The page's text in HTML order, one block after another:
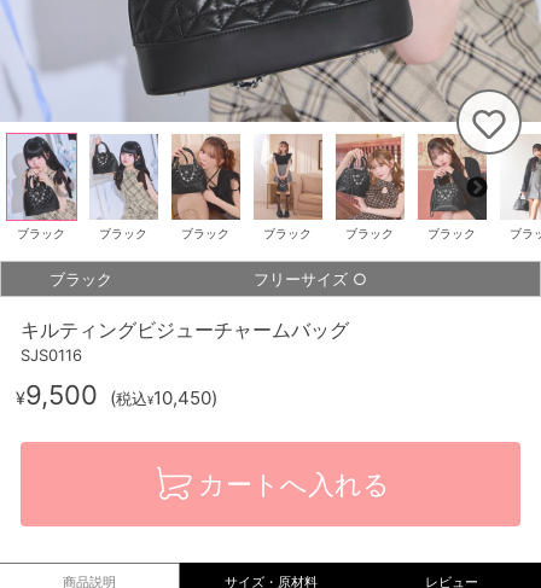
ブラック ブラック ブラック ブラック ブラック ブラック ブラ
ブラック フリーサイズ ○
キルティングビジューチャームバッグ
SJS0116
¥9,500 (税込¥10,450)
カートへ入れる
商品説明 サイズ・原材料 レビュー